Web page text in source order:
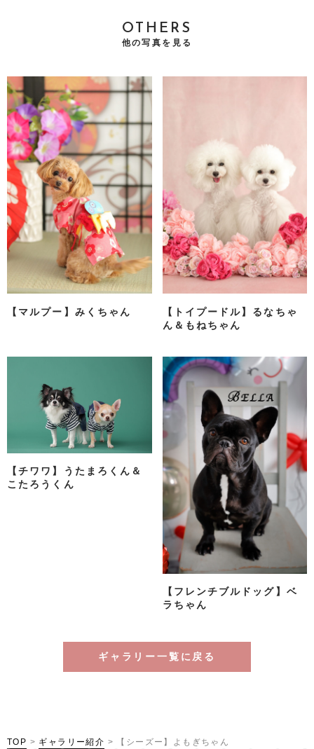
OTHERS
他の写真を見る
【マルプー】みくちゃん
【トイプードル】るなちゃ
ん＆もねちゃん
【チワワ】うたまろくん＆
こたろうくん
【フレンチブルドッグ】ベ
ラちゃん
ギャラリー一覧に戻る
TOP > ギャラリー紹介 > 【シーズー】よもぎちゃん